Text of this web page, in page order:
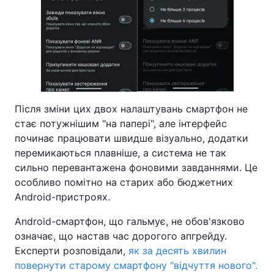
Після зміни цих двох налаштувань смартфон не
стає потужнішим "на папері", але інтерфейс
починає працювати швидше візуально, додатки
перемикаються плавніше, а система не так
сильно перевантажена фоновими завданнями. Це
особливо помітно на старих або бюджетних
Android-пристроях.
Android-смартфон, що гальмує, не обов'язково
означає, що настав час дорогого апгрейду.
Експерти розповідали, як за десять хвилин
повернути старому смартфону "відчуття нового".